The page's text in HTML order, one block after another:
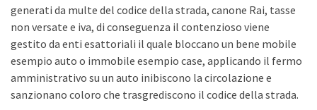
generati da multe del codice della strada, canone Rai, tasse
non versate e iva, di conseguenza il contenzioso viene
gestito da enti esattoriali il quale bloccano un bene mobile
esempio auto o immobile esempio case, applicando il fermo
amministrativo su un auto inibiscono la circolazione e
sanzionano coloro che trasgrediscono il codice della strada.